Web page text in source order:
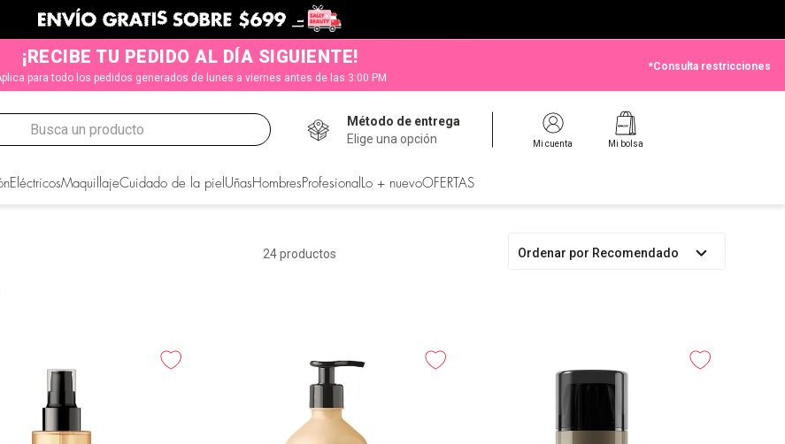
¡RECIBE TU PEDIDO AL DÍA SIGUIENTE!
para todo los pedidos generados de lunes a viernes antes de las 3:00 PM
*Consulta restricciones
Busca un producto
Método de entrega
Elige una opción
Mi cuenta Mi bolsa
EléctricosMaquillajeCuidado de la piel Uñas Hombres Profesional Lo + nuevoOFERTAS
24productos Ordenar por Recomendado